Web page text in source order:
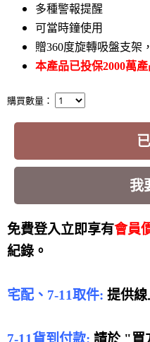
多種警報提醒
可當時鐘使用
贈360度旋轉吸盤支架
本產品已投保2000萬
購買數量：
我
免費登入立即享有會員
紀錄。
宅配、7-11取件: 提供
7-11貨到付款: 請於 "買